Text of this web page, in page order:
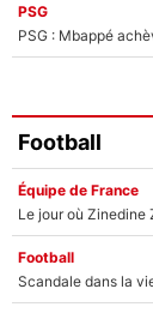
PSG
PSG : Mbappé
Football
Équipe de France
Football